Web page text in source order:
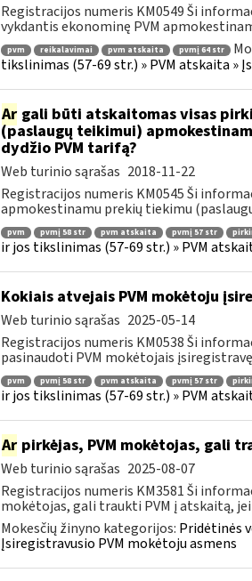
Registracijos numeris KM0549 Ši
vykdantis ekonominę PVM
pvm reikalavimai pvm atskaita pvmį 64 str
tikslinimas (57-69 str.) » PVM atskaita »
Argali būti atskaitomas visas
(paslaugų teikimui)
dydžio PVM tarifą?
Web turinio sąrašas 2018-11-22
Registracijos numeris KM0545 Ši
apmokestinamu prekių tiekimu
pvm pvmį 58 str pvm atskaita pvmį 57 str
ir jos tikslinimas (57-69 str.) » PVM
Kokiais atvejais PVM mokėtoju
Web turinio sąrašas 2025-05-14
Registracijos numeris KM0538 Ši
pasinaudoti PVM mokėtojais
pvm pvmį 58 str pvm atskaita pvmį 57 str
ir jos tikslinimas (57-69 str.) » PVM
Arpirkėjas, PVM mokėtojas, gali
Web turinio sąrašas 2025-08-07
Registracijos numeris KM3581 Ši
mokėtojas, gali traukti PVM į atskaitą,
Mokesčių žinyno kategorijos: Pridėtinės
Įsiregistravusio PVM mokėtoju asmens